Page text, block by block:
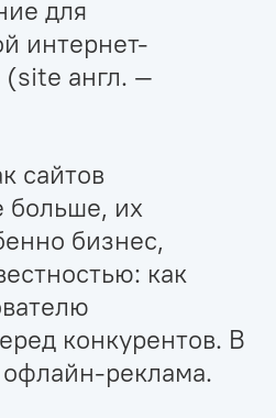
для
интернет-
англ. —
сайтов
больше, их
бизнес,
как
конкурентов. В
реклама.